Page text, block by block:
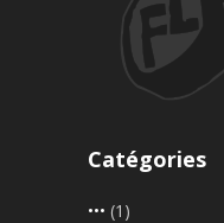
Catégories
••• (1)